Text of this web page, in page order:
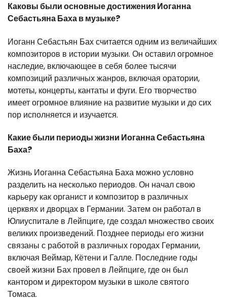
Каковы были основные достижения Иоганна
Себастьяна Баха в музыке?
Иоганн Себастьян Бах считается одним из величайших
композиторов в истории музыки. Он оставил огромное
наследие, включающее в себя более тысячи
композиций различных жанров, включая оратории,
мотеты, концерты, кантаты и фуги. Его творчество
имеет огромное влияние на развитие музыки и до сих
пор исполняется и изучается.
Какие были периоды жизни Иоганна Себастьяна
Баха?
Жизнь Иоганна Себастьяна Баха можно условно
разделить на несколько периодов. Он начал свою
карьеру как органист и композитор в различных
церквях и дворцах в Германии. Затем он работал в
Юлиуспитале в Лейпциге, где создал множество своих
великих произведений. Позднее периоды его жизни
связаны с работой в различных городах Германии,
включая Веймар, Кётени и Галле. Последние годы
своей жизни Бах провел в Лейпциге, где он был
кантором и директором музыки в школе святого
Томаса.